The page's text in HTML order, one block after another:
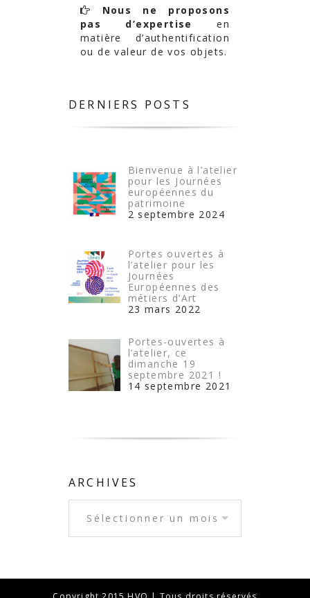
Nous ne proposons
pas d’expertiseen
matière d’authentification
ou de valeur de vos objets.
DERNIERS POSTS
Bienvenue à l’atelier
pour les Journées
européennes du
patrimoine
2 septembre 2024
Portes ouvertes à
l’atelier pour les
Journées
Européennes des
métiers d’Art
23 mars 2022
Portes-ouvertes à
l’atelier, ce
dimanche 19
septembre 2021 !
14 septembre 2021
ARCHIVES